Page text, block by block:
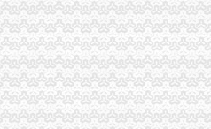
王元楷率队到北碚局东所了解灾
力开展对四川灾区的1元注册公司援助工作
汶川大地震遇难同胞哀悼工作
报名参加献志愿者支援地震灾区受伤群众
为灾区募集捐款23万余元
注册公司场震救灾工作